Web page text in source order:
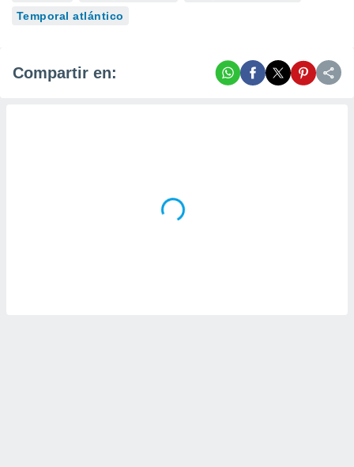
Temporal atlántico
Compartir en: